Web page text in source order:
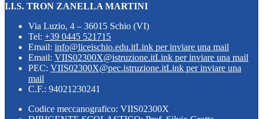
I.I.S. TRON ZANELLA MARTINI
Via Luzio, 4 – 36015 Schio (VI)
Tel: +39 0445 521715
Email: info@liceischio.edu.itLink per inviare una mail
Email: VIIS02300X@istruzione.itLink per inviare una mail
PEC: VIIS02300X@pec.istruzione.itLink per inviare una
mail
C.F.: 94021230241
Codice meccanografico: VIIS02300X